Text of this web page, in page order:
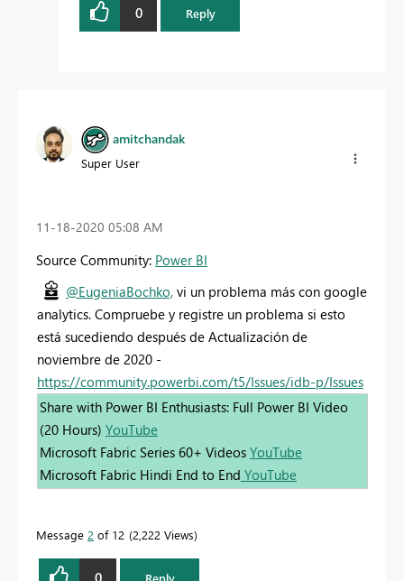
0 Reply
amitchandak
Super User
‎11-18-2020 05:08 AM
Source Community: Power BI
@EugeniaBochko, vi un problema más con google
analytics. Compruebe y registre un problema si esto
está sucediendo después de Actualización de
noviembre de 2020 -
https://community.powerbi.com/t5/Issues/idb-p/Issues
Share with Power BI Enthusiasts: Full Power BI Video
(20 Hours) YouTube
Microsoft Fabric Series 60+ Videos YouTube
Microsoft Fabric Hindi End to End YouTube
Message 2 of 12 2,222 Views
0 Reply